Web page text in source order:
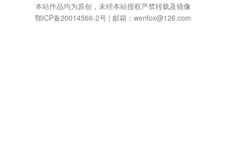
本站作品均为原创，未经本站授权严禁转载及镜像
鄂ICP备20014566-2号 | 邮箱：wenfox@126.com